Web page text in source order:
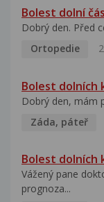
Bolest dolní
Dobrý den. Před
Ortopedie
Bolest dolních
Dobrý den, mám
Záda, páteř
Bolest dolních
Vážený pane
prognoza...